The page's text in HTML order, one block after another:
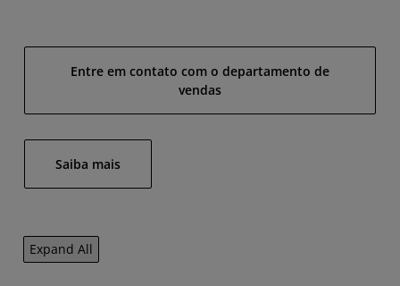
Entre em contato com o departamento de
vendas
Saiba mais
Expand All